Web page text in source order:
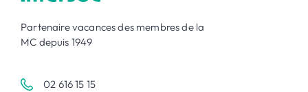
Partenaire vacances des membres de la
MC depuis 1949
02 616 15 15